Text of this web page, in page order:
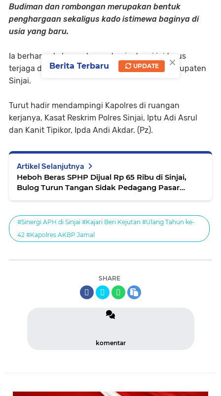
Budiman dan rombongan merupakan bentuk
penghargaan sekaligus kado istimewa baginya di
usia yang baru.
Ia berharap kekompakan antar-instansi ini terus
terjaga demi menciptakan kondusivitas di Kabupaten
Sinjai.
Turut hadir mendampingi Kapolres di ruangan
kerjanya, Kasat Reskrim Polres Sinjai, Iptu Adi Asrul
dan Kanit Tipikor, Ipda Andi Akdar. (Pz).
Artikel Selanjutnya
Heboh Beras SPHP Dijual Rp 65 Ribu di Sinjai,
Bulog Turun Tangan Sidak Pedagang Pasar
#Sinergi APH di Sinjai #Kajari Beri Kejutan #Ulang Tahun ke-
42 #Kapolres AKBP Jamal
SHARE
komentar
×
Berita Terbaru UPDATE